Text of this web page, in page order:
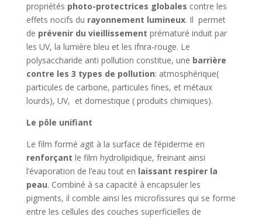
propriétés photo-protectrices globales contre les
effets nocifs du rayonnement lumineux. Il permet
de prévenir du vieillissement prématuré induit par
les UV, la lumière bleu et les ifnra-rouge. Le
polysaccharide anti pollution constitue, une barrière
contre les 3 types de pollution: atmosphérique(
particules de carbone, particules fines, et métaux
lourds), UV, et domestique ( produits chimiques).
Le pôle unifiant
Le film formé agit à la surface de l’épiderme en
renforçant le film hydrolipidique, freinant ainsi
l’évaporation de l’eau tout en laissant respirer la
peau. Combiné à sa capacité à encapsuler les
pigments, il comble ainsi les microfissures qui se forme
entre les cellules des couches superficielles de